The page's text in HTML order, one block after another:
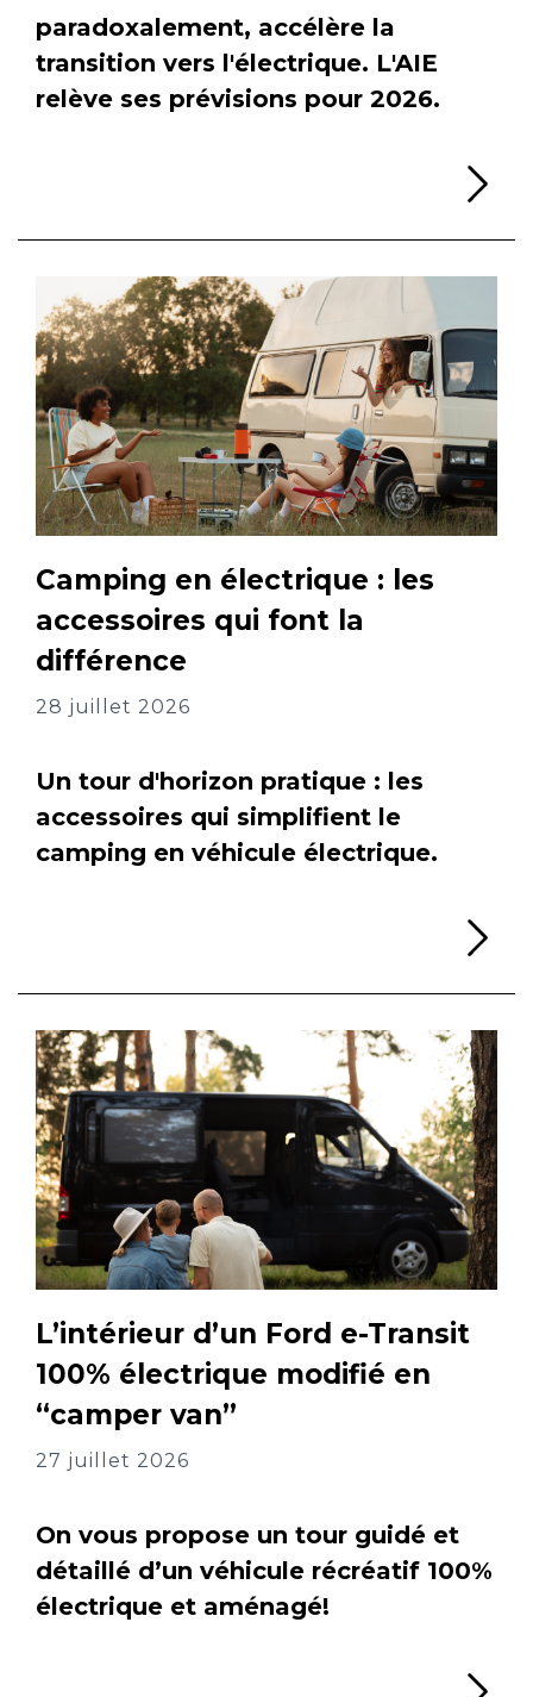
paradoxalement, accélère la
transition vers l'électrique. L'AIE
relève ses prévisions pour 2026.
Camping en électrique : les
accessoires qui font la
différence
28 juillet 2026
Un tour d'horizon pratique : les
accessoires qui simplifient le
camping en véhicule électrique.
L’intérieur d’un Ford e-Transit
100% électrique modifié en
“camper van”
27 juillet 2026
On vous propose un tour guidé et
détaillé d’un véhicule récréatif 100%
électrique et aménagé!